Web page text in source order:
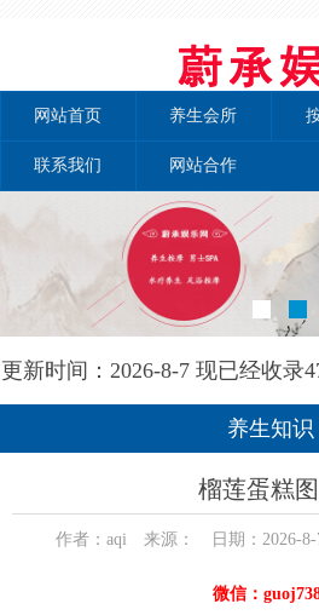
网站首页 养生会所
联系我们 网站合作
更新时间：2026-8-7 现已经收录
南宁秘境养生
养生知识
榴莲蛋糕
作者：aqi 来源： 日期：2026-
微信：